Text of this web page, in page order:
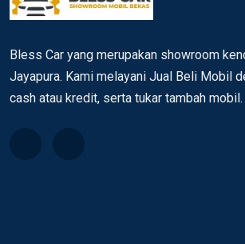
Bless Car yang merupakan showroom
Jayapura. Kami melayani Jual Beli Mobil
cash atau kredit, serta tukar tambah mobil.